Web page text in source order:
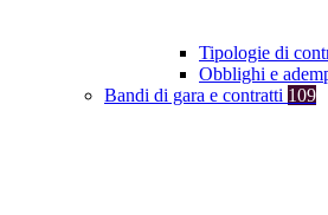
Tipologie di
Obblighi e
Bandi di gara e contratti 109